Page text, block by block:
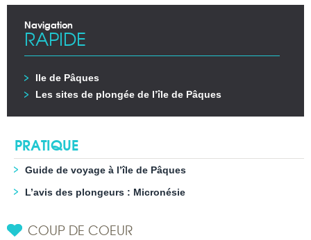
Navigation
RAPIDE
Ile de Pâques
Les sites de plongée de l’île de Pâques
PRATIQUE
Guide de voyage à l’île de Pâques
L’avis des plongeurs : Micronésie
COUP DE COEUR